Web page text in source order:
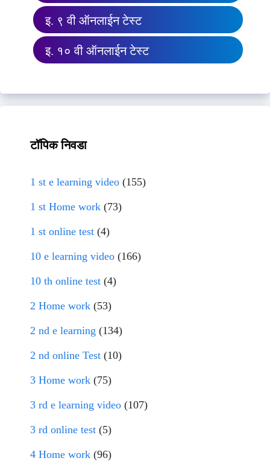
इ. ९ वी ऑनलाईन टेस्ट
इ. १० वी ऑनलाईन टेस्ट
टॉपिक निवडा
1 st e learning video (155)
1 st Home work (73)
1 st online test (4)
10 e learning video (166)
10 th online test (4)
2 Home work (53)
2 nd e learning (134)
2 nd online Test (10)
3 Home work (75)
3 rd e learning video (107)
3 rd online test (5)
4 Home work (96)